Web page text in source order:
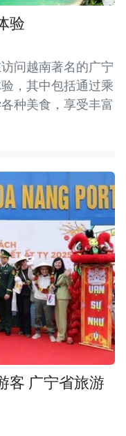
验
问越南著名的广宁
，其中包括通过乘
种美食，享受丰富
客 广宁省旅游